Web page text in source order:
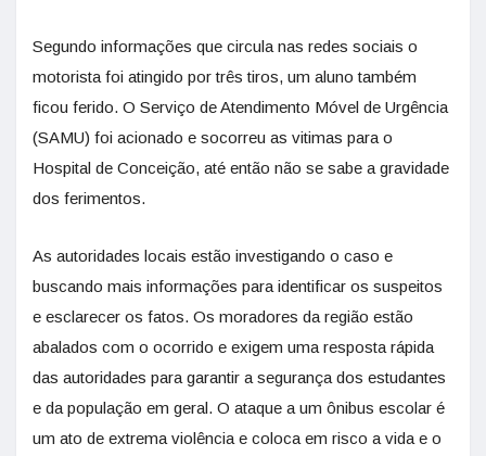
Segundo informações que circula nas redes sociais o
motorista foi atingido por três tiros, um aluno também
ficou ferido. O Serviço de Atendimento Móvel de Urgência
(SAMU) foi acionado e socorreu as vitimas para o
Hospital de Conceição, até então não se sabe a gravidade
dos ferimentos.
As autoridades locais estão investigando o caso e
buscando mais informações para identificar os suspeitos
e esclarecer os fatos. Os moradores da região estão
abalados com o ocorrido e exigem uma resposta rápida
das autoridades para garantir a segurança dos estudantes
e da população em geral. O ataque a um ônibus escolar é
um ato de extrema violência e coloca em risco a vida e o